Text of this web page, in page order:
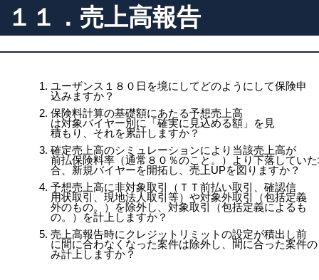
１１．売上高報告
ユーザンス１８０日を境にしてどのようにして保険申
込みますか？
保険料計算の基礎額にあたる予想売上高
は対象バイヤー別に「確実に見込める額」を見
積もり、それを累計しますか？
確定売上高のシミュレーションにより当該売上高が
前払保険料率（通常８０％のこと。）より下落してい
合、新規バイヤーを開拓し、売上UPを図りますか？
予想売上高に非対象取引（ＴＴ前払い取引、確認信
用状取引、現地法人取引等）や対象外取引（包括定義
外のもの。）を除外し、対象取引（包括定義によるも
の。）を計上しますか？
売上高報告時にクレジットリミットの設定が積出し前
に間に合わなくなった案件は除外し、間に合った案件の
み計上しますか？